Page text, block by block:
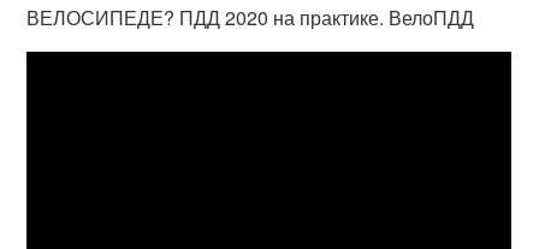
ВЕЛОСИПЕДЕ? ПДД 2020 на практике. ВелоПДД